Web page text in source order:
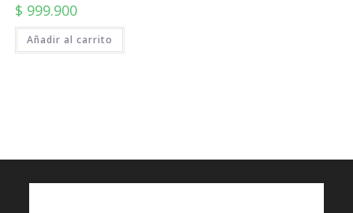
$ 999.900
Añadir al carrito